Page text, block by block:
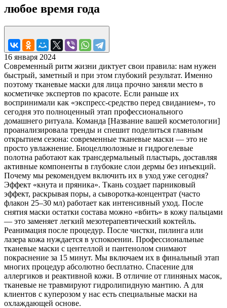
любое время года
16 января 2024
Современный ритм жизни диктует свои правила: нам нужен
быстрый, заметный и при этом глубокий результат. Именно
поэтому тканевые маски для лица прочно заняли место в
косметичке экспертов по красоте. Если раньше их
воспринимали как «экспресс-средство перед свиданием», то
сегодня это полноценный этап профессионального
домашнего ритуала. Команда [Название вашей косметологии]
проанализировала тренды и спешит поделиться главным
открытием сезона: современные тканевые маски — это не
просто увлажнение. Биоцеллюлозные и гидрогелевые
полотна работают как трансдермальный пластырь, доставляя
активные компоненты в глубокие слои дермы без инъекций.
Почему мы рекомендуем включить их в уход уже сегодня?
Эффект «кнута и пряника». Ткань создает парниковый
эффект, раскрывая поры, а сыворотка-концентрат (часто
флакон 25–30 мл) работает как интенсивный уход. После
снятия маски остатки состава можно «вбить» в кожу пальцами
— это заменяет легкий мезотерапевтический коктейль.
Реанимация после процедур. После чистки, пилинга или
лазера кожа нуждается в успокоении. Профессиональные
тканевые маски с центеллой и пантенолом снимают
покраснение за 15 минут. Мы включаем их в финальный этап
многих процедур абсолютно бесплатно. Спасение для
аллергиков и реактивной кожи. В отличие от глиняных масок,
тканевые не травмируют гидролипидную мантию. А для
клиентов с куперозом у нас есть специальные маски на
охлаждающей основе.